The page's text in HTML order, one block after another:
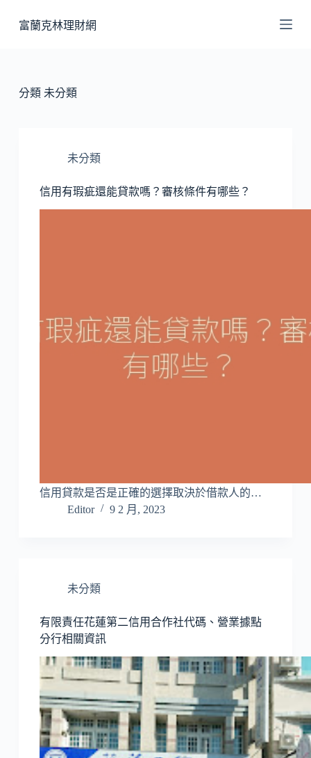
至
容
富蘭克林理財網
分類 未分類
未分類
信用有瑕疵還能貸款嗎？審核條件有哪些？
信用貸款是否是正確的選擇取決於借款人的…
Editor
9 2 月, 2023
未分類
有限責任花蓮第二信用合作社代碼、營業據點
分行相關資訊